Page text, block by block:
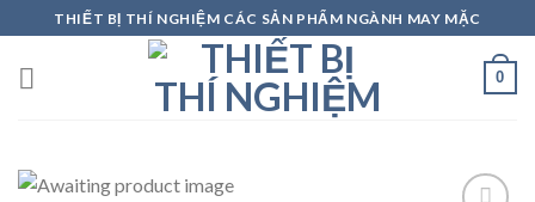
to
content
THIẾT BỊ THÍ NGHIỆM CÁC SẢN PHẨM NGÀNH MAY MẶC
0